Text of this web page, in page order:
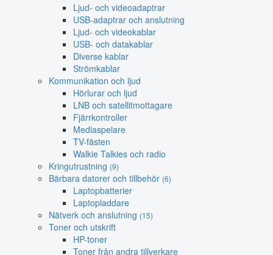
Ljud- och videoadaptrar
USB-adaptrar och anslutning
Ljud- och videokablar
USB- och datakablar
Diverse kablar
Strömkablar
Kommunikation och ljud
Hörlurar och ljud
LNB och satellitmottagare
Fjärrkontroller
Mediaspelare
TV-fästen
Walkie Talkies och radio
Kringutrustning (9)
Bärbara datorer och tillbehör (6)
Laptopbatterier
Laptopladdare
Nätverk och anslutning (15)
Toner och utskrift
HP-toner
Toner från andra tillverkare